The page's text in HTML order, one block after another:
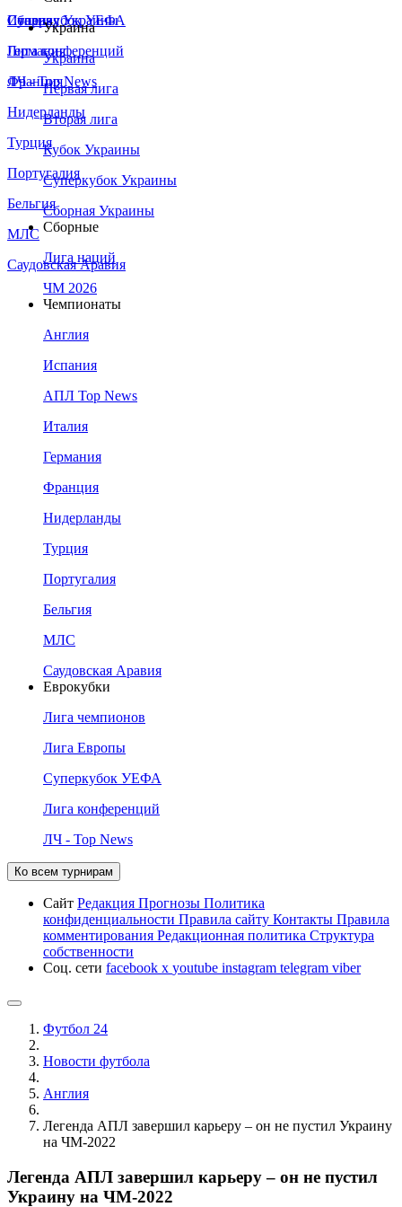
Сборная Украины
Италия
Германия
Франция
Нидерланды
Турция
Португалия
Бельгия
МЛС
Саудовская Аравия
Суперкубок УЕФА
Лига конференций
ЛЧ - Top News
Украина
Украина
Первая лига
Вторая лига
Кубок Украины
Суперкубок Украины
Сборная Украины
Сборные
Лига наций
ЧМ 2026
Чемпионаты
Англия
Испания
АПЛ Top News
Италия
Германия
Франция
Нидерланды
Турция
Португалия
Бельгия
МЛС
Саудовская Аравия
Еврокубки
Лига чемпионов
Лига Европы
Суперкубок УЕФА
Лига конференций
ЛЧ - Top News
Ко всем турнирам
Сайт Редакция Прогнозы Политика
конфиденциальности Правила сайту Контакты Правила
комментирования Редакционная политика Структура
собственности
Соц. сети facebook x youtube instagram telegram viber
Футбол 24
Новости футбола
Англия
Легенда АПЛ завершил карьеру – он не пустил Украину
на ЧМ-2022
Легенда АПЛ завершил карьеру – он не пустил
Украину на ЧМ-2022